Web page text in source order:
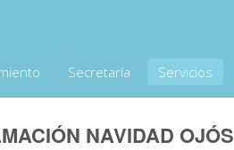
Secretaría Servicios
NAVIDAD OJÓS